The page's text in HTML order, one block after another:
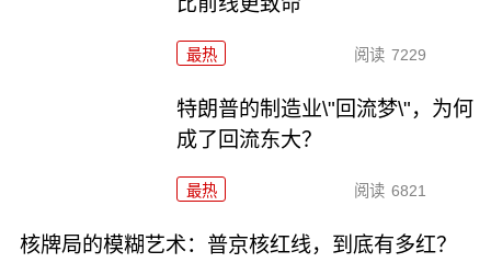
最热 阅读 7229
特朗普的制造业\"回流梦\"，为何
成了回流东大？
最热 阅读 6821
核牌局的模糊艺术：普京核红线，到底有多红？